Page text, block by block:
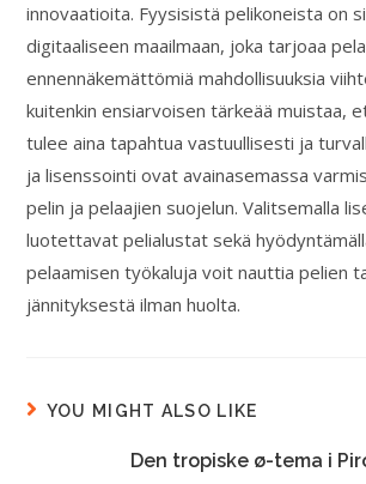
innovaatioita. Fyysisistä pelikoneista on
digitaaliseen maailmaan, joka tarjoaa
ennennäkemättömiä mahdollisuuksia
kuitenkin ensiarvoisen tärkeää muistaa,
tulee aina tapahtua vastuullisesti ja
ja lisenssointi ovat avainasemassa
pelin ja pelaajien suojelun. Valitsemalla
luotettavat pelialustat sekä
pelaamisen työkaluja voit nauttia pelien
jännityksestä ilman huolta.
YOU MIGHT ALSO LIKE
Den tropiske ø-tema i